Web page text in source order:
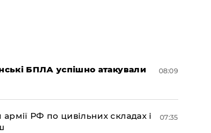
БПЛА успішно атакували
08:09
РФ по цивільних складах і
07:35